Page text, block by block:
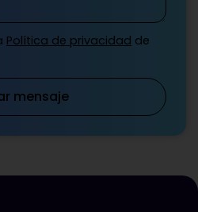
Política de privacidad de
mensaje